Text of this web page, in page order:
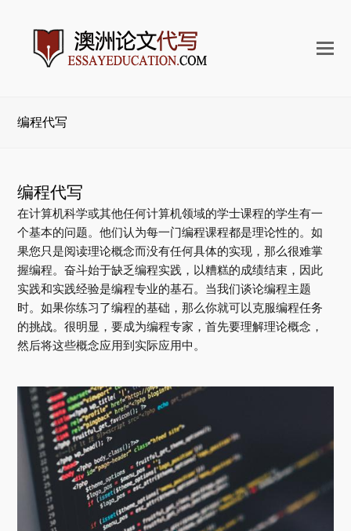
打
编程代写
编程代写
在计算机科学或其他任何计算机领域的学士课程的学生有一
个基本的问题。他们认为每一门编程课程都是理论性的。如
果您只是阅读理论概念而没有任何具体的实现，那么很难掌
握编程。奋斗始于缺乏编程实践，以糟糕的成绩结束，因此
实践和实践经验是编程专业的基石。当我们谈论编程主题
时。如果你练习了编程的基础，那么你就可以克服编程任务
的挑战。很明显，要成为编程专家，首先要理解理论概念，
然后将这些概念应用到实际应用中。